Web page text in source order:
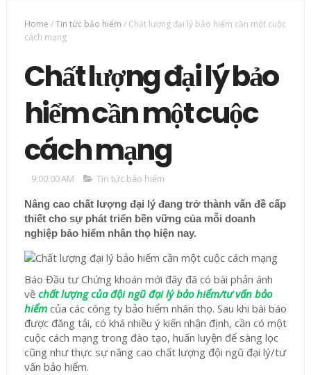
Home /Tin tức bảo hiểm / Chất lượng đại lý bảo hiểm cần một cuộc
cách mạng
Chất lượng đại lý bảo
hiểm cần một cuộc
cách mạng
9:00:00 AM Tin tức bảo hiểm
Nâng cao chất lượng đại lý đang trở thành vấn đề cấp
thiết cho sự phát triển bền vững của mỗi doanh
nghiệp bảo hiểm nhân thọ hiện nay.
Báo Đầu tư Chứng khoán mới đây đã có bài phản ánh
về chất lượng của đội ngũ đại lý bảo hiểm/tư vấn bảo
hiểm của các công ty bảo hiểm nhân thọ. Sau khi bài báo
được đăng tải, có khá nhiều ý kiến nhận định, cần có một
cuộc cách mạng trong đào tạo, huấn luyện để sàng lọc
cũng như thực sự nâng cao chất lượng đội ngũ đại lý/tư
vấn bảo hiểm.